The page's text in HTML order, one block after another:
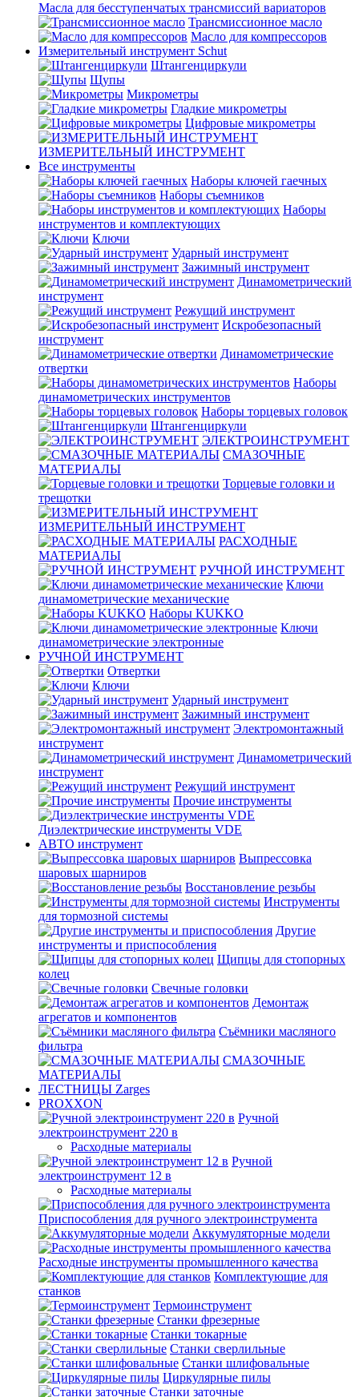
Масла для бесступенчатых трансмиссий вариаторов
Трансмиссионное масло
Масло для компрессоров
Измерительный инструмент Schut
Штангенциркули
Щупы
Микрометры
Гладкие микрометры
Цифровые микрометры
ИЗМЕРИТЕЛЬНЫЙ ИНСТРУМЕНТ
Все инструменты
Наборы ключей гаечных
Наборы съемников
Наборы
инструментов и комплектующих
Ключи
Ударный инструмент
Зажимный инструмент
Динамометрический
инструмент
Режущий инструмент
Искробезопасный
инструмент
Динамометрические
отвертки
Наборы
динамометрических инструментов
Наборы торцевых головок
Штангенциркули
ЭЛЕКТРОИНСТРУМЕНТ
СМАЗОЧНЫЕ
МАТЕРИАЛЫ
Торцевые головки и
трещотки
ИЗМЕРИТЕЛЬНЫЙ ИНСТРУМЕНТ
РАСХОДНЫЕ
МАТЕРИАЛЫ
РУЧНОЙ ИНСТРУМЕНТ
Ключи
динамометрические механические
Наборы KUKKO
Ключи
динамометрические электронные
РУЧНОЙ ИНСТРУМЕНТ
Отвертки
Ключи
Ударный инструмент
Зажимный инструмент
Электромонтажный
инструмент
Динамометрический
инструмент
Режущий инструмент
Прочие инструменты
Диэлектрические инструменты VDE
АВТО инструмент
Выпрессовка
шаровых шарниров
Восстановление резьбы
Инструменты
для тормозной системы
Другие
инструменты и приспособления
Щипцы для стопорных
колец
Свечные головки
Демонтаж
агрегатов и компонентов
Съёмники масляного
фильтра
СМАЗОЧНЫЕ
МАТЕРИАЛЫ
ЛЕСТНИЦЫ Zarges
PROXXON
Ручной
электроинструмент 220 в
Расходные материалы
Ручной
электроинструмент 12 в
Расходные материалы
Приспособления для ручного электроинструмента
Аккумуляторные модели
Расходные инструменты промышленного качества
Комплектующие для
станков
Термоинструмент
Станки фрезерные
Станки токарные
Станки сверлильные
Станки шлифовальные
Циркулярные пилы
Станки заточные